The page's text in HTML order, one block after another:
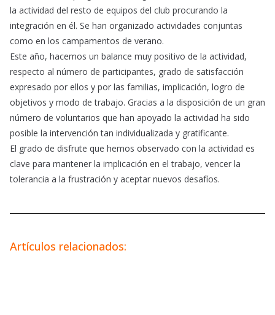
la actividad del resto de equipos del club procurando la
integración en él. Se han organizado actividades conjuntas
como en los campamentos de verano.
Este año, hacemos un balance muy positivo de la actividad,
respecto al número de participantes, grado de satisfacción
expresado por ellos y por las familias, implicación, logro de
objetivos y modo de trabajo. Gracias a la disposición de un gran
número de voluntarios que han apoyado la actividad ha sido
posible la intervención tan individualizada y gratificante.
El grado de disfrute que hemos observado con la actividad es
clave para mantener la implicación en el trabajo, vencer la
tolerancia a la frustración y aceptar nuevos desafíos.
Artículos relacionados: